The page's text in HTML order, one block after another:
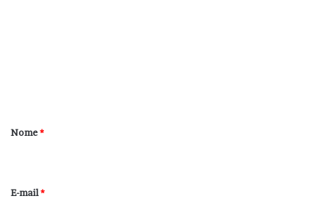
r
*
Nome*
E-mail*